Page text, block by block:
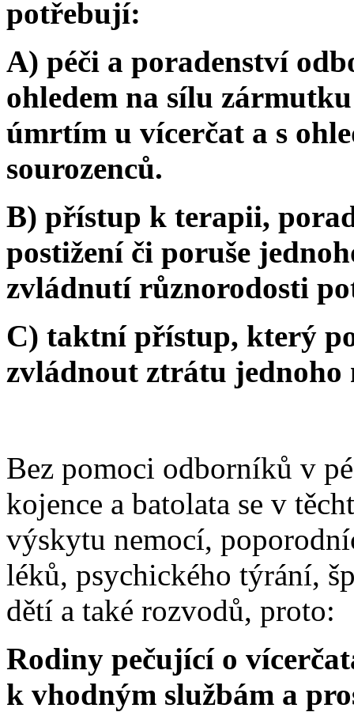
potřebují:
A) péči a poradenství
ohledem na sílu
úmrtím u vícerčat a s
sourozenců.
B) přístup k terapii,
postižení či poruše
zvládnutí různorodosti
C) taktní přístup, který
zvládnout ztrátu jednoho
Bez pomoci odborníků v
kojence a batolata se v
výskytu nemocí,
léků, psychického týrání,
dětí a také rozvodů, proto:
Rodiny pečující o
k vhodným službám a